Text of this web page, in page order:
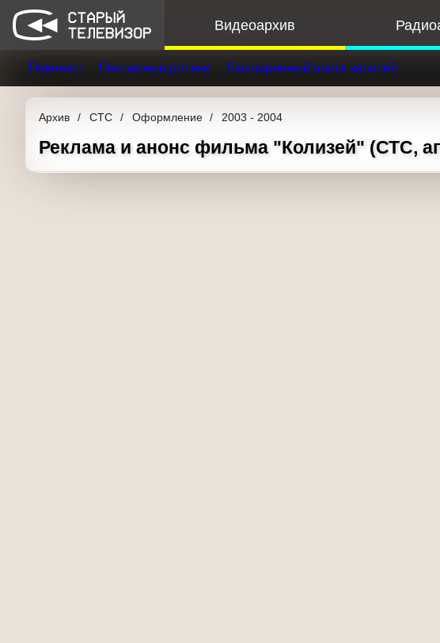
Видеоархив
Телетекст Рекламные ролики Расширенный поиск записей
Архив СТС Оформление 2003 - 2004
Реклама и анонс фильма "Колизей" (СТС,